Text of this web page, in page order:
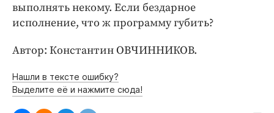
выполнять некому. Если бездарное
исполнение, что ж программу губить?
Автор: Константин ОВЧИННИКОВ.
Нашли в тексте ошибку?
Выделите её и нажмите сюда!